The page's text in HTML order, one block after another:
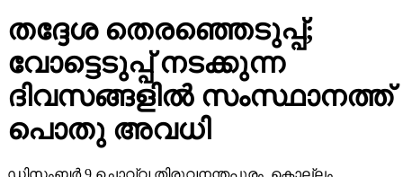
തദ്ദേശ തെരഞ്ഞെടുപ്പ്;
വോട്ടെടുപ്പ് നടക്കുന്ന
ദിവസങ്ങളില്‍ സംസ്ഥാനത്ത്
പൊതു അവധി
ഡിസംബര്‍ 9 ചൊവ്വ തിരുവനന്തപുരം, കൊല്ലം,